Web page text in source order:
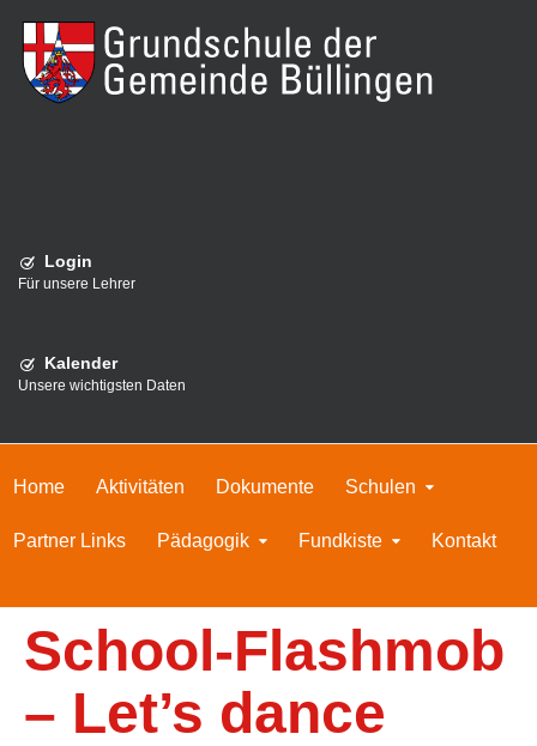
Login
Für unsere Lehrer
Kalender
Unsere wichtigsten Daten
Home Aktivitäten Dokumente Schulen
Partner Links Pädagogik Fundkiste Kontakt
School-Flashmob
– Let’s dance